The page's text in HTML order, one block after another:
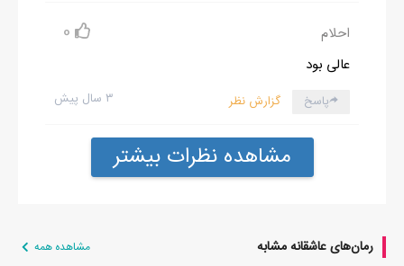
احلام 0
عالی بود
۳ سال پیش پاسخ گزارش نظر
مشاهده نظرات بیشتر
رمان‌های عاشقانه مشابه مشاهده همه